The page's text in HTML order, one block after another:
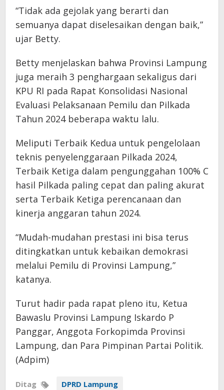
“Tidak ada gejolak yang berarti dan
semuanya dapat diselesaikan dengan baik,”
ujar Betty.
Betty menjelaskan bahwa Provinsi Lampung
juga meraih 3 penghargaan sekaligus dari
KPU RI pada Rapat Konsolidasi Nasional
Evaluasi Pelaksanaan Pemilu dan Pilkada
Tahun 2024 beberapa waktu lalu.
Meliputi Terbaik Kedua untuk pengelolaan
teknis penyelenggaraan Pilkada 2024,
Terbaik Ketiga dalam pengunggahan 100% C
hasil Pilkada paling cepat dan paling akurat
serta Terbaik Ketiga perencanaan dan
kinerja anggaran tahun 2024.
“Mudah-mudahan prestasi ini bisa terus
ditingkatkan untuk kebaikan demokrasi
melalui Pemilu di Provinsi Lampung,”
katanya.
Turut hadir pada rapat pleno itu, Ketua
Bawaslu Provinsi Lampung Iskardo P
Panggar, Anggota Forkopimda Provinsi
Lampung, dan Para Pimpinan Partai Politik.
(Adpim)
Ditag
DPRD Lampung